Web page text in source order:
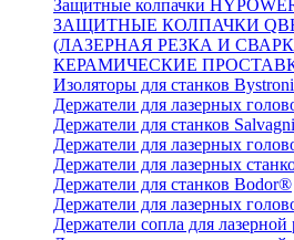
Защитные колпачки
ЗАЩИТНЫЕ КОЛПАЧКИ
(ЛАЗЕРНАЯ РЕЗКА И
КЕРАМИЧЕСКИЕ
Изоляторы для станков
Держатели для лазерных
Держатели для станков
Держатели для лазерных
Держатели для лазерных
Держатели для станков Bodor®
Держатели для лазерных
Держатели сопла для